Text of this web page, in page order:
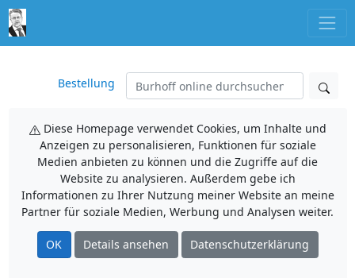
Bestellung
Diese Homepage verwendet Cookies, um Inhalte und
Anzeigen zu personalisieren, Funktionen für soziale
Medien anbieten zu können und die Zugriffe auf die
Website zu analysieren. Außerdem gebe ich
Informationen zu Ihrer Nutzung meiner Website an meine
Partner für soziale Medien, Werbung und Analysen weiter.
OK Details ansehen Datenschutzerklärung